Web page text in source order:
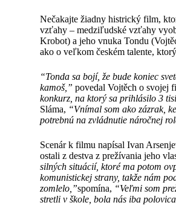
Nečakajte žiadny histrický film,
vzťahy – medziľudské vzťahy
Krobot) a jeho vnuka Tondu
ako o veľkom českém talente,
“Tonda sa bojí, že bude koniec
kamoš,” povedal Vojtěch o svojej
konkurz, na ktorý sa prihlásilo 3
Sláma, “Vnímal som ako zázrak,
potrebnú na zvládnutie náročnej
Scenár k filmu napísal Ivan
ostali z destva z prežívania jeho
silných situácií, ktoréma potom
komunistickej strany, takže nám
zomlelo,”spomína, “Veľmi som
stretli v škole, bola nás iba